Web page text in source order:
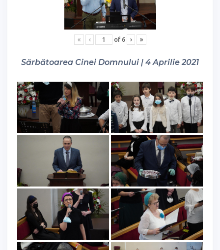
« ‹ of 6 › »
Sărbătoarea Cinei Domnului | 4 Aprilie 2021